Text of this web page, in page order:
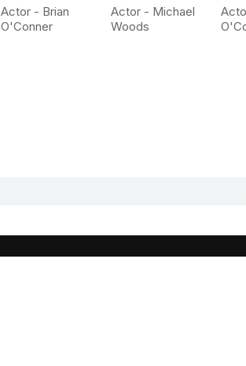
Actor - Brian
O'Conner
Actor - Michael
Woods